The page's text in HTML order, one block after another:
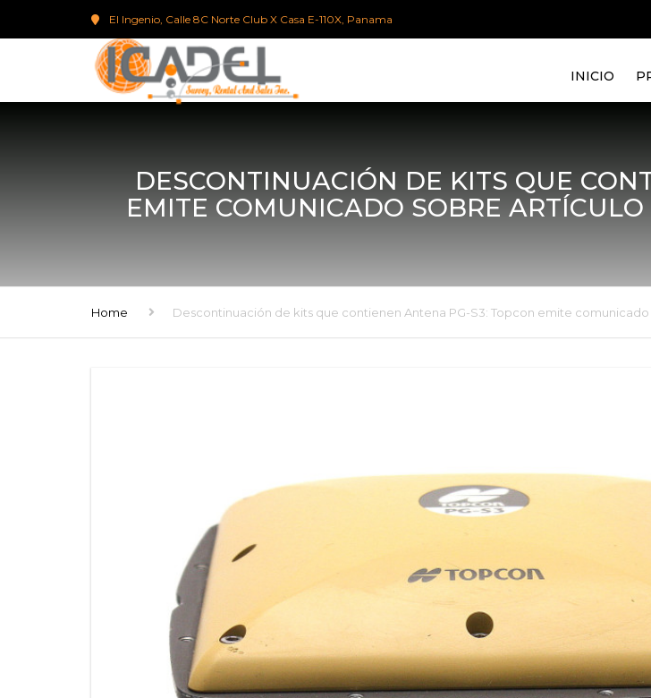
El Ingenio, Calle 8C Norte Club X Casa E-110X, Panama
INICIO
DESCONTINUACIÓN DE KITS QUE
EMITE COMUNICADO SOBRE
Home Descontinuación de kits que contienen Antena PG-S3: Topcon emite